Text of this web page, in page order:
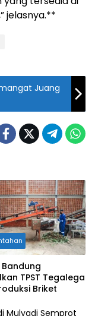
jelasnya.**
Juang
TPST Tegalega
Briket